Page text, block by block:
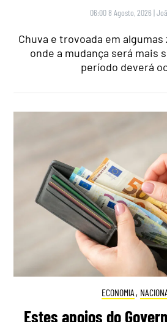
06:00 8 Agosto, 2026 |
Chuva e trovoada em algumas
onde a mudança será mais
período deverá
ECONOMIA ,
Estes apoios do